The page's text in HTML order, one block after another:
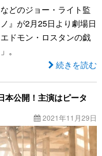
どのジョー・ライト監
』が2月25日より劇場日
ドモン・ロスタンの戯
。
続きを読む
本公開！主演はピータ
2021年11月29日